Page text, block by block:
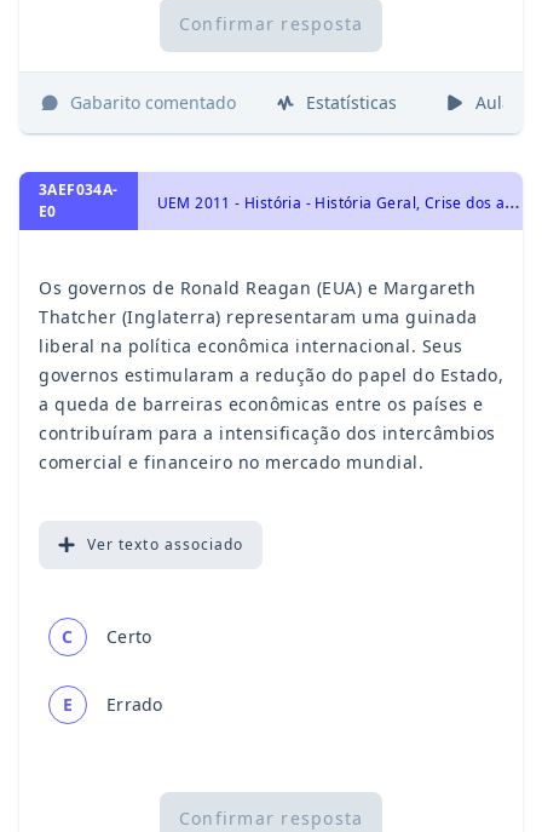
Confirmar resposta
Gabarito comentado Estatísticas Aulas
3AEF034A-
E0
U
EM 2011 - História - História Geral, Crise dos anos 70 e Desmonte do “Welfare State”
Os governos de Ronald Reagan (EUA) e Margareth
Thatcher (Inglaterra) representaram uma guinada
liberal na política econômica internacional. Seus
governos estimularam a redução do papel do Estado,
a queda de barreiras econômicas entre os países e
contribuíram para a intensificação dos intercâmbios
comercial e financeiro no mercado mundial.
Ver texto associado
C Certo
E Errado
Confirmar resposta